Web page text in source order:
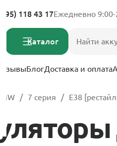
(495) 118 43 17Ежедневно 9:00-
Каталог
ОтзывыБлогДоставка и оплата
BMW 7 серия E38